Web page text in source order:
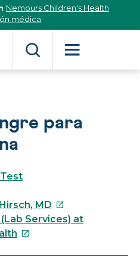
Nemours Children's Health
médica
para
MD Este
enlace
Services) at
Este